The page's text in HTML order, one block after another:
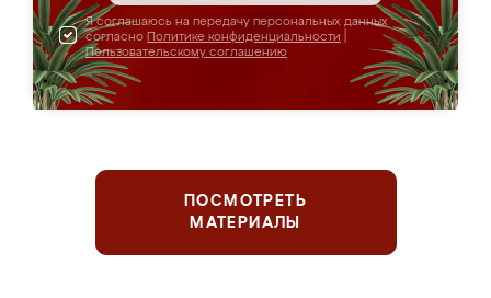
Я соглашаюсь на передачу персональных данных
согласно Политике конфиденциальности
Пользовательскому соглашению
ПОСМОТРЕТЬ
МАТЕРИАЛЫ